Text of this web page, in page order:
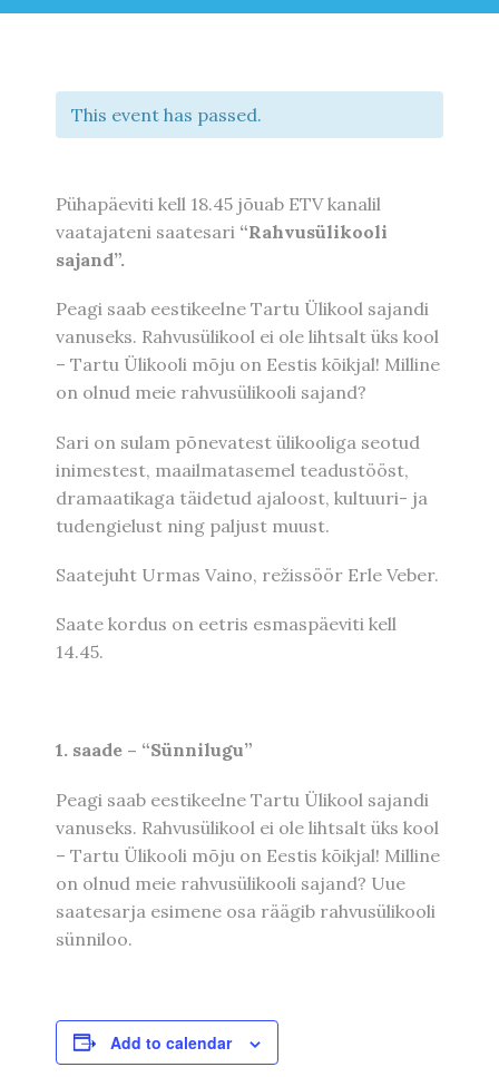
This event has passed.
Pühapäeviti kell 18.45 jõuab ETV kanalil
vaatajateni saatesari “Rahvusülikooli
sajand”.
Peagi saab eestikeelne Tartu Ülikool sajandi
vanuseks. Rahvusülikool ei ole lihtsalt üks kool
– Tartu Ülikooli mõju on Eestis kõikjal! Milline
on olnud meie rahvusülikooli sajand?
Sari on sulam põnevatest ülikooliga seotud
inimestest, maailmatasemel teadustööst,
dramaatikaga täidetud ajaloost, kultuuri- ja
tudengielust ning paljust muust.
Saatejuht Urmas Vaino, režissöör Erle Veber.
Saate kordus on eetris esmaspäeviti kell
14.45.
1. saade – “Sünnilugu”
Peagi saab eestikeelne Tartu Ülikool sajandi
vanuseks. Rahvusülikool ei ole lihtsalt üks kool
– Tartu Ülikooli mõju on Eestis kõikjal! Milline
on olnud meie rahvusülikooli sajand? Uue
saatesarja esimene osa räägib rahvusülikooli
sünniloo.
Add to calendar